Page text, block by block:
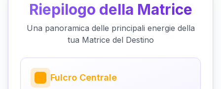
Riepilogo della Matrice
Una panoramica delle principali energie della
tua Matrice del Destino
Fulcro Centrale